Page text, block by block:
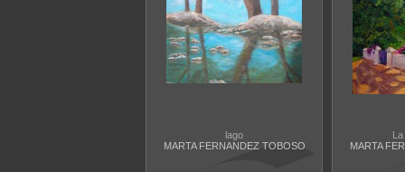
lago
MARTA FERNANDEZ TOBOSO
MARTA